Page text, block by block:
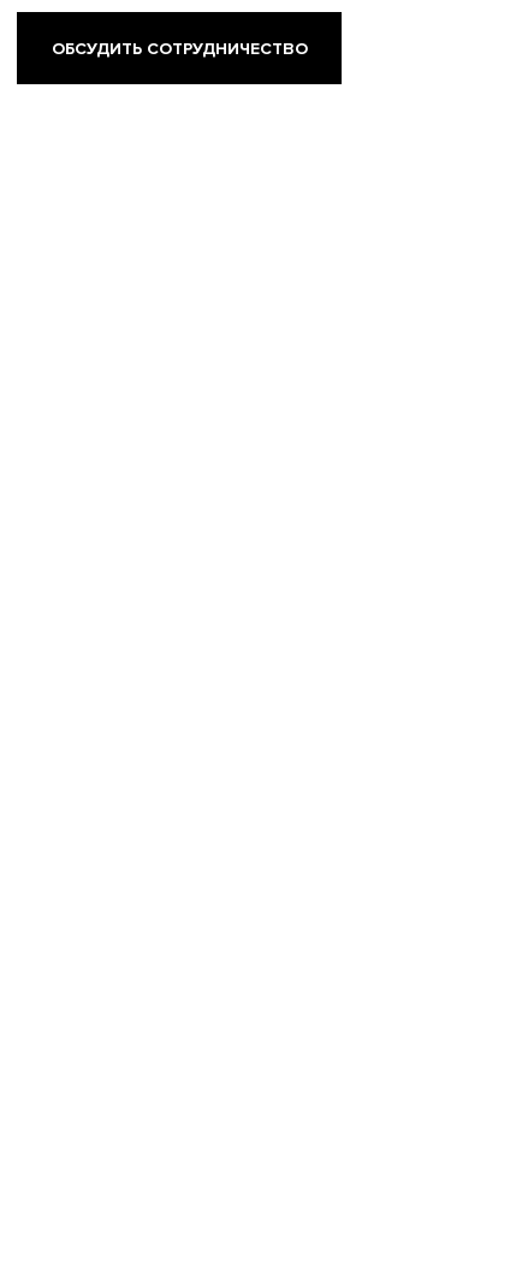
ОБСУДИТЬ СОТРУДНИЧЕСТВО